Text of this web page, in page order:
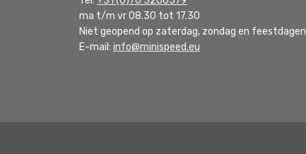
ma t/m vr 08.30 tot 17.30
Niet geopend op zaterdag, zondag en feestdagen
E-mail: info@minispeed.eu